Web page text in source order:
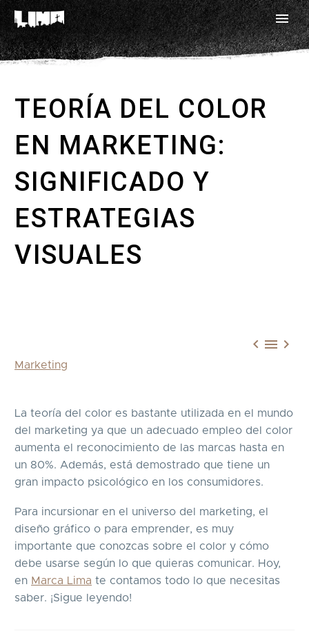
TEORÍA DEL COLOR
EN MARKETING:
SIGNIFICADO Y
ESTRATEGIAS
VISUALES
  
Marketing
La teoría del color es bastante utilizada en el mundo
del marketing ya que un adecuado empleo del color
aumenta el reconocimiento de las marcas hasta en
un 80%. Además, está demostrado que tiene un
gran impacto psicológico en los consumidores.
Para incursionar en el universo del marketing, el
diseño gráfico o para emprender, es muy
importante que conozcas sobre el color y cómo
debe usarse según lo que quieras comunicar. Hoy,
en Marca Lima te contamos todo lo que necesitas
saber. ¡Sigue leyendo!